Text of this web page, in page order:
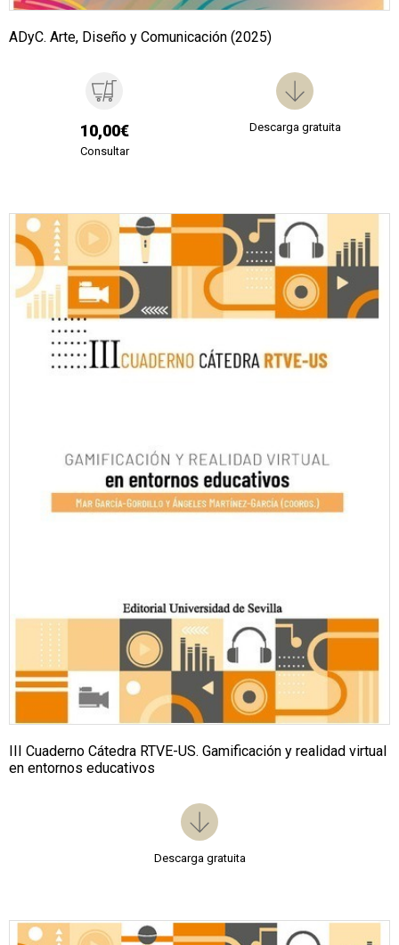
ADyC. Arte, Diseño y Comunicación (2025)
10,00€
Consultar
Descarga gratuita
III Cuaderno Cátedra RTVE-US. Gamificación y realidad virtual
en entornos educativos
Descarga gratuita